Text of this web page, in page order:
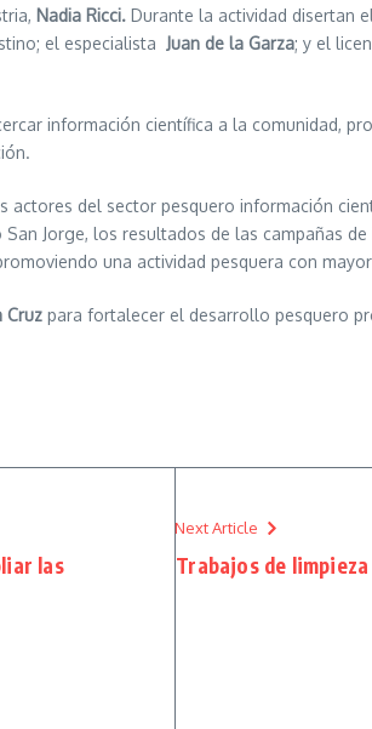
Nadia Ricci. Durante la actividad disertan
el especialista Juan de la Garza; y el
información científica a la comunidad,
del sector pesquero información
Jorge, los resultados de las campañas
una actividad pesquera con
Cruz para fortalecer el desarrollo pesquero
las
Next Article
Trabajos de